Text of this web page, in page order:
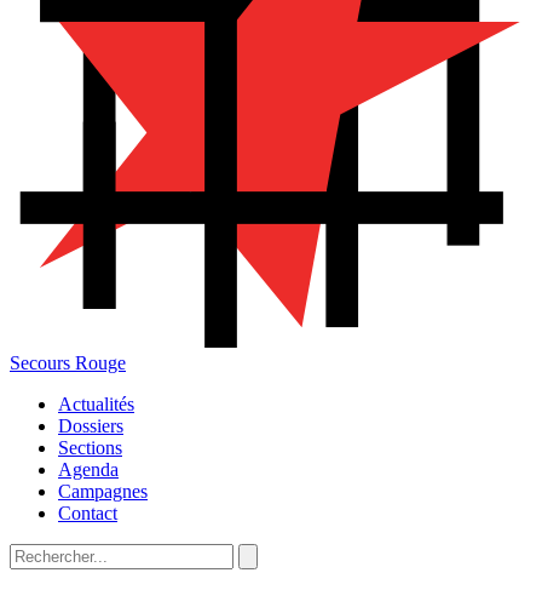
Secours Rouge
Actualités
Dossiers
Sections
Agenda
Campagnes
Contact